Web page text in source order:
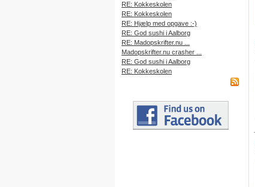
RE: Kokkeskolen
RE: Kokkeskolen
RE: Hjælp med opgave :-)
RE: God sushi i Aalborg
RE: Madopskrifter.nu ...
Madopskrifter.nu crasher ...
RE: God sushi i Aalborg
RE: Kokkeskolen